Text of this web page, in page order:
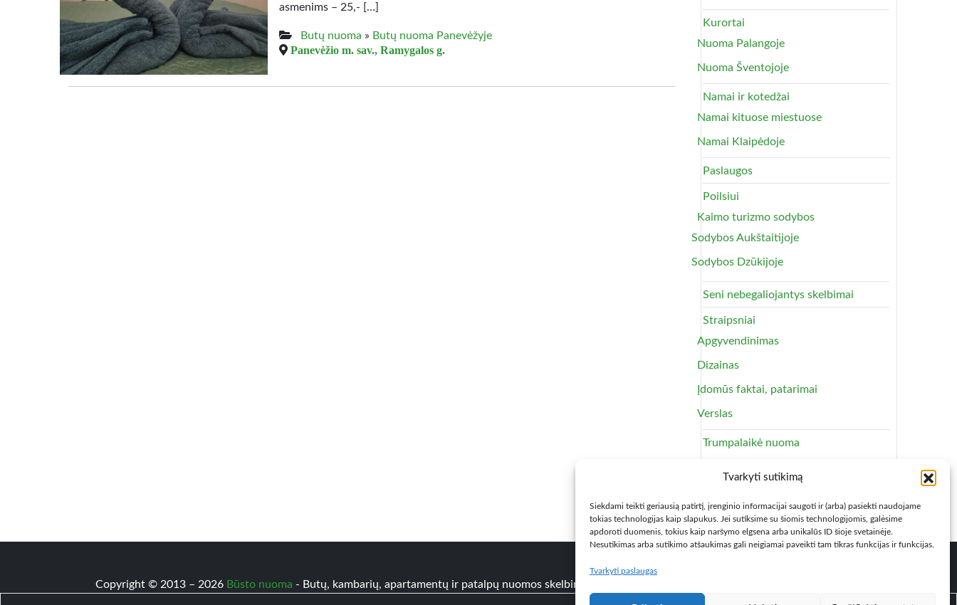
Tvarkyti sutikimą
Siekdami teikti geriausią patirtį, įrenginio informacijai saugoti ir (arba) pasiekti naudojame
tokias technologijas kaip slapukus. Jei sutiksime su šiomis technologijomis, galėsime
apdoroti duomenis, tokius kaip naršymo elgsena arba unikalūs ID šioje svetainėje.
Nesutikimas arba sutikimo atšaukimas gali neigiamai paveikti tam tikras funkcijas ir funkcijas.
Tvarkyti paslaugas
asmenims – 25,- […]
Butų nuoma » Butų nuoma Panevėžyje
Panevėžio m. sav., Ramygalos g.
Kurortai
Nuoma Palangoje
Nuoma Šventojoje
Namai ir kotedžai
Namai kituose miestuose
Namai Klaipėdoje
Paslaugos
Poilsiui
Kaimo turizmo sodybos
Sodybos Aukštaitijoje
Sodybos Dzūkijoje
Seni nebegaliojantys skelbimai
Straipsniai
Apgyvendinimas
Dizainas
Įdomūs faktai, patarimai
Verslas
Trumpalaikė nuoma
Copyright © 2013 – 2026 Būsto nuoma - Butų, kambarių, apartamentų ir patalpų nuomos skelbimai